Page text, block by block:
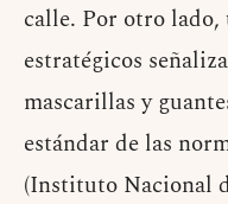
calle. Por otro
estratégicos
mascarillas y
estándar de las
(Instituto Nacional